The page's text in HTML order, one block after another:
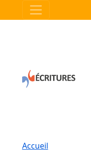
Aller au contenu
Fil d'Ariane
Accueil
Panneau de gestion des